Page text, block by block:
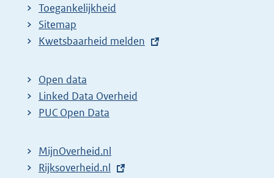
Toegankelijkheid
Sitemap
E
t
e
r
l
i
Kwetsbaarheid melden
Open data
Linked Data Overheid
PUC Open Data
MijnOverheid.nl
E
Rijksoverheid.nl